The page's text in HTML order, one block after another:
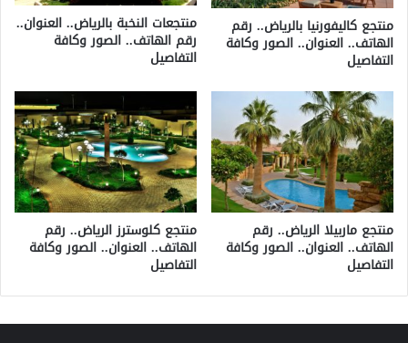
منتجع كاليفورنيا بالرياض.. رقم
الهاتف.. العنوان.. الصور وكافة
التفاصيل
منتجعات النخبة بالرياض.. العنوان..
رقم الهاتف.. الصور وكافة
التفاصيل
منتجع ماربيلا الرياض.. رقم
الهاتف.. العنوان.. الصور وكافة
التفاصيل
منتجع كلوسترز الرياض.. رقم
الهاتف.. العنوان.. الصور وكافة
التفاصيل